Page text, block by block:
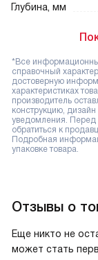
Глубина, мм
*Все
справочный
достоверную
характеристиках
производитель
конструкцию,
уведомления. Перед
обратиться к
Подробная
упаковке товара.
Отзывы о
Еще никто не
может стать